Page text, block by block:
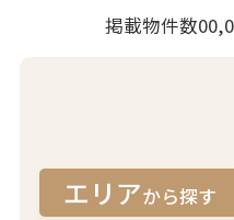
て購入することができ
物なので、ぜひ大樹不
動産の茨木さんに相談
ても親身に対応して下
さり、分厚い資料を用
さらに仲介手数料も無
掲載物件数
エリアから探す